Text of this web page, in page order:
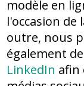
modèle en
l'occasion de
outre, nous
également
LinkedIn afin